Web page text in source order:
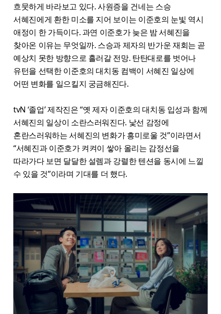
흐뭇하게 바라보고 있다. 사원증을 건네는 스승
서혜진에게 환한 미소를 지어 보이는 이준호의 눈빛 역시
애정이 한 가득이다. 과연 이준호가 늦은 밤 서혜진을
찾아온 이유는 무엇일까. 스승과 제자의 반가운 재회는 곧
예상치 못한 방향으로 흘러갈 전망. 탄탄대로를 벗어나
유턴을 선택한 이준호의 대치동 컴백이 서혜진 일상에
어떤 변화를 일으킬지 궁금해진다.
tvN ‘졸업’ 제작진은 “옛 제자 이준호의 대치동 입성과 함께
서혜진의 일상이 소란스러워진다. 낯선 감정에
혼란스러워하는 서혜진의 변화가 흥미로울 것”이라면서
“서혜진과 이준호가 켜켜이 쌓아 올리는 감정선을
따라가다 보면 달달한 설렘과 강렬한 텐션을 동시에 느낄
수 있을 것”이라며 기대를 더 했다.